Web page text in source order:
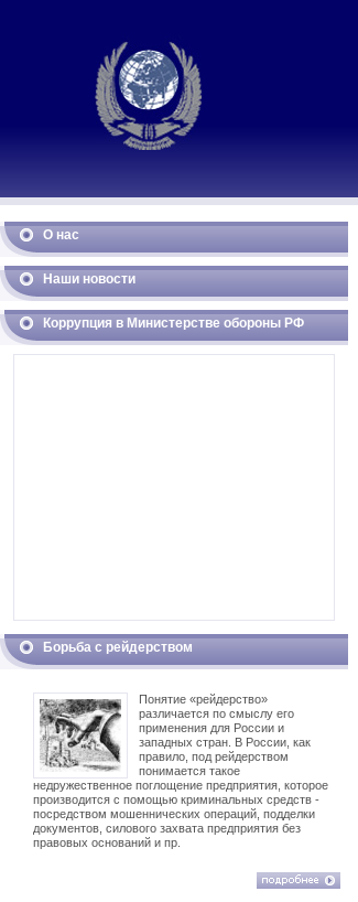
О нас
Наши новости
Коррупция в Министерстве обороны РФ
Борьба с рейдерством
Понятие «рейдерство»
различается по смыслу его
применения для России и
западных стран. В России, как
правило, под рейдерством
понимается такое
недружественное поглощение предприятия, которое
производится с помощью криминальных средств -
посредством мошеннических операций, подделки
документов, силового захвата предприятия без
правовых оснований и пр.